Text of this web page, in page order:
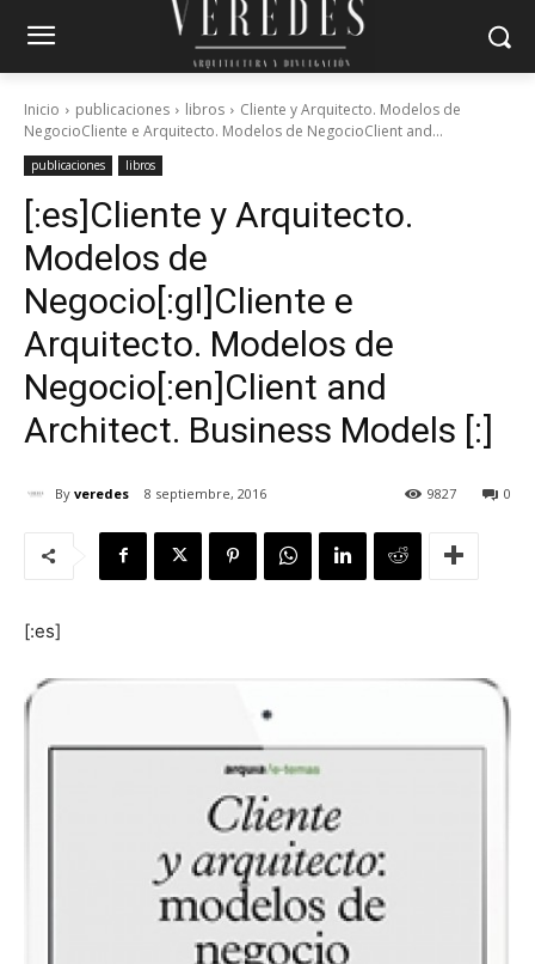
Inicio publicaciones libros
Cliente y Arquitecto. Modelos de
NegocioCliente e Arquitecto. Modelos de NegocioClient and...
publicaciones libros
[:es]Cliente y Arquitecto.
Modelos de
Negocio[:gl]Cliente e
Arquitecto. Modelos de
Negocio[:en]Client and
Architect. Business Models [:]
By veredes 8 septiembre, 2016 0
9827
[:es]